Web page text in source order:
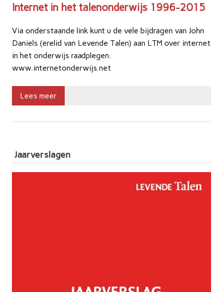
Internet in het talenonderwijs 1996-2015
Via onderstaande link kunt u de vele bijdragen van John
Daniels (erelid van Levende Talen) aan LTM over internet
in het onderwijs raadplegen.
www.internetonderwijs.net
Lees meer
Jaarverslagen